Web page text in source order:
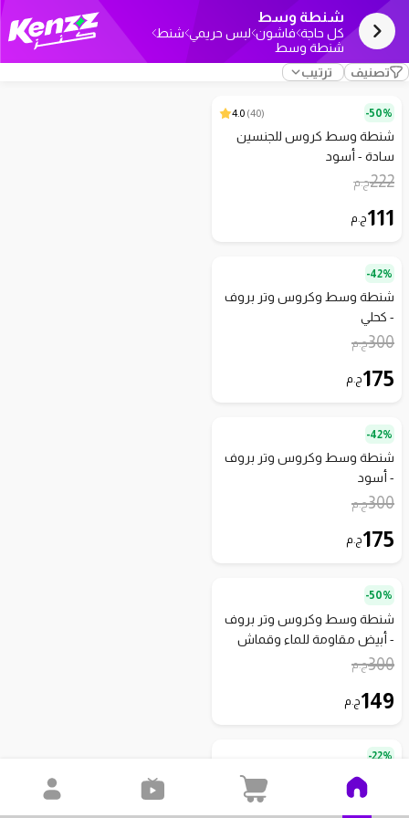
شنطة وسط
كل حاجة فاشون لبس حريمي شنط
شنطة وسط
تصنيف
ترتيب
50%-
(
40
)
4.0
شنطة وسط كروس للجنسين
سادة - أسود
222ج.م
111ج.م
42%-
شنطة وسط وكروس وتر بروف
- كحلي
300ج.م
175ج.م
42%-
شنطة وسط وكروس وتر بروف
- أسود
300ج.م
175ج.م
50%-
شنطة وسط وكروس وتر بروف
- أبيض مقاومة للماء وقماش
مضاد للبكتيريا
300ج.م
149ج.م
22%-
شنطة وسط حريمي متعددة
الجيوب بحزام قابل للتعديل